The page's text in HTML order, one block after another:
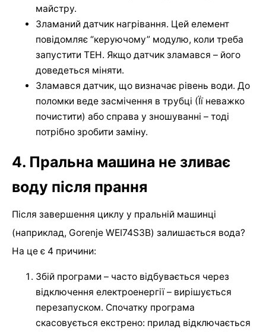
майстру.
Зламаний датчик нагрівання. Цей елемент
повідомляє “керуючому” модулю, коли треба
запустити ТЕН. Якщо датчик зламався – його
доведеться міняти.
Зламався датчик, що визначає рівень води. До
поломки веде засмічення в трубці (Її неважко
почистити) або справа у зношуванні – тоді
потрібно зробити заміну.
4. Пральна машина не зливає
воду після прання
Після завершення циклу у пральній машинці
(наприклад, Gorenje WEI74S3B) залишається вода?
На це є 4 причини:
Збій програми – часто відбувається через
відключення електроенергії – вирішується
перезапуском. Спочатку програма
скасовується екстрено: прилад відключається